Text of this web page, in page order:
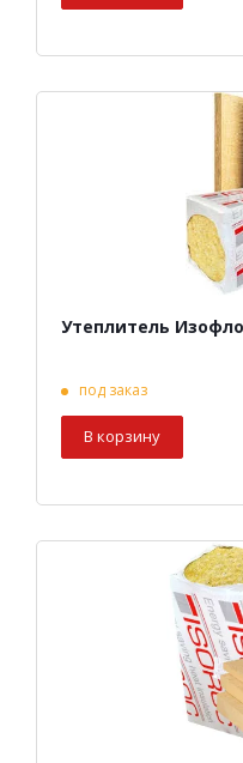
Утеплитель
под заказ
В корзину